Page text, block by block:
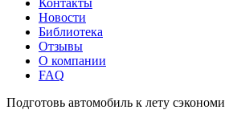
Контакты
Новости
Библиотека
Отзывы
О компании
FAQ
Подготовь автомобиль к лету